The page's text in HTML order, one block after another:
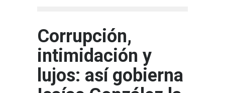
Corrupción,
intimidación y
lujos: así gobierna